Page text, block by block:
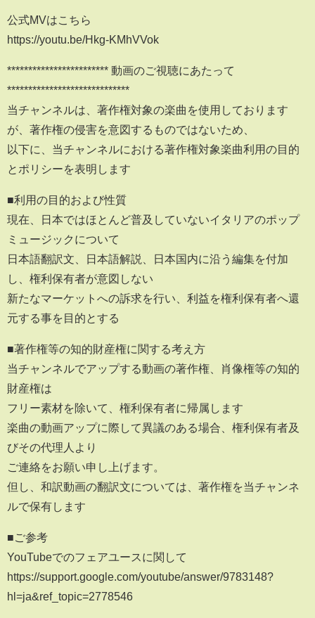
公式MVはこちら
https://youtu.be/Hkg-KMhVVok
************************ 動画のご視聴にあたって
*****************************
当チャンネルは、著作権対象の楽曲を使用しております
が、著作権の侵害を意図するものではないため、
以下に、当チャンネルにおける著作権対象楽曲利用の目的
とポリシーを表明します
■利用の目的および性質
現在、日本ではほとんど普及していないイタリアのポップ
ミュージックについて
日本語翻訳文、日本語解説、日本国内に沿う編集を付加
し、権利保有者が意図しない
新たなマーケットへの訴求を行い、利益を権利保有者へ還
元する事を目的とする
■著作権等の知的財産権に関する考え方
当チャンネルでアップする動画の著作権、肖像権等の知的
財産権は
フリー素材を除いて、権利保有者に帰属します
楽曲の動画アップに際して異議のある場合、権利保有者及
びその代理人より
ご連絡をお願い申し上げます。
但し、和訳動画の翻訳文については、著作権を当チャンネ
ルで保有します
■ご参考
YouTubeでのフェアユースに関して
https://support.google.com/youtube/answer/9783148?
hl=ja&ref_topic=2778546